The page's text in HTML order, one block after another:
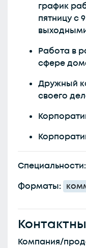
график
пятницу с
Работа в
сфере
Дружный
своего
Специальности:
Форматы:
Компания/